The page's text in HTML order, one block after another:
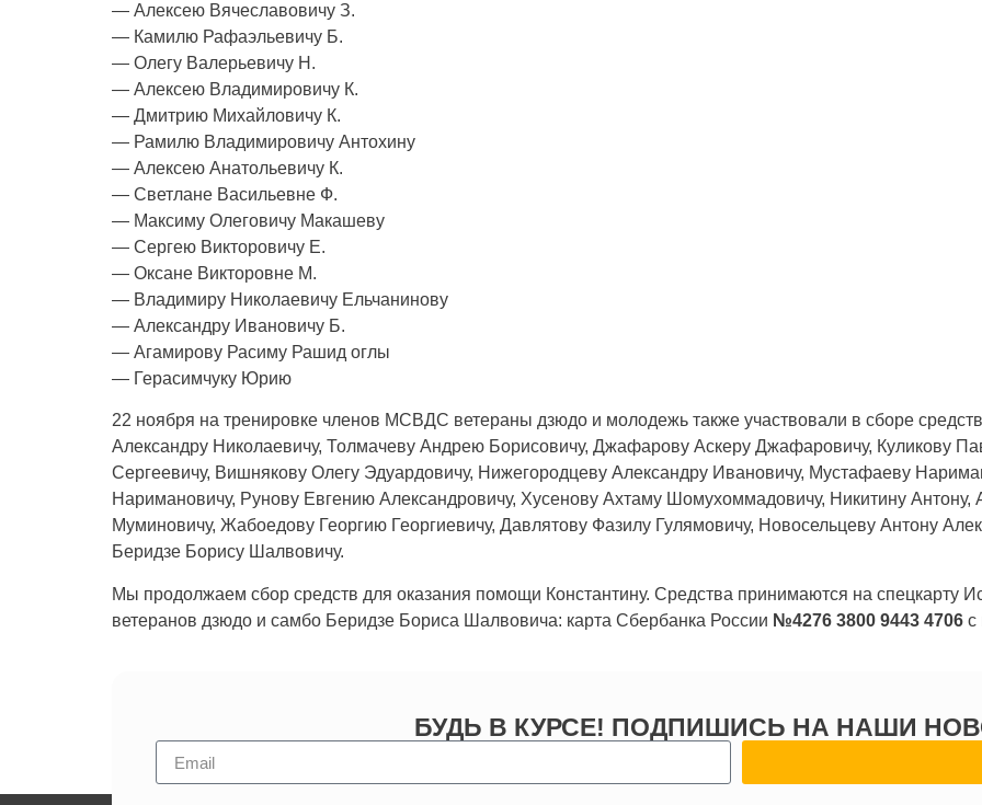
— Алексею Вячеславовичу З.
— Камилю Рафаэльевичу Б.
— Олегу Валерьевичу Н.
— Алексею Владимировичу К.
— Дмитрию Михайловичу К.
— Рамилю Владимировичу Антохину
— Алексею Анатольевичу К.
— Светлане Васильевне Ф.
— Максиму Олеговичу Макашеву
— Сергею Викторовичу Е.
— Оксане Викторовне М.
— Владимиру Николаевичу Ельчанинову
— Александру Ивановичу Б.
— Агамирову Расиму Рашид оглы
— Герасимчуку Юрию
22 ноября на тренировке членов МСВДС ветераны дзюдо и молодежь также участвовали в сборе
Александру Николаевичу, Толмачеву Андрею Борисовичу, Джафарову Аскеру Джафаровичу, Куликову
Сергеевичу, Вишнякову Олегу Эдуардовичу, Нижегородцеву Александру Ивановичу, Мустафаеву
Наримановичу, Рунову Евгению Александровичу, Хусенову Ахтаму Шомухоммадовичу, Никитину
Муминовичу, Жабоедову Георгию Георгиевичу, Давлятову Фазилу Гулямовичу, Новосельцеву Антону
Беридзе Борису Шалвовичу.
Мы продолжаем сбор средств для оказания помощи Константину. Средства принимаются на спецкарту
ветеранов дзюдо и самбо Беридзе Бориса Шалвовича: карта Сбербанка России №4276 3800 9443 4706 с
БУДЬ В КУРСЕ! ПОДПИШИСЬ НА НАШИ